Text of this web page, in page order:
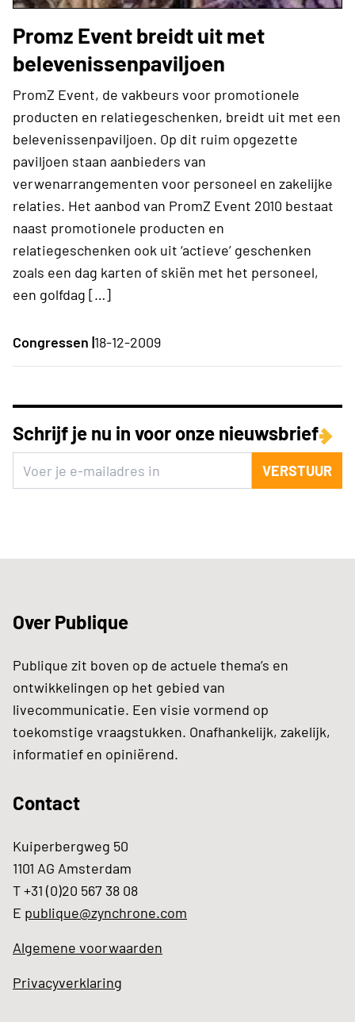
Promz Event breidt uit met
belevenissenpaviljoen
PromZ Event, de vakbeurs voor promotionele
producten en relatiegeschenken, breidt uit met een
belevenissenpaviljoen. Op dit ruim opgezette
paviljoen staan aanbieders van
verwenarrangementen voor personeel en zakelijke
relaties. Het aanbod van PromZ Event 2010 bestaat
naast promotionele producten en
relatiegeschenken ook uit ‘actieve’ geschenken
zoals een dag karten of skiën met het personeel,
een golfdag […]
Congressen |18-12-2009
Schrijf je nu in voor onze nieuwsbrief
VERSTUUR
Over Publique
Publique zit boven op de actuele thema’s en
ontwikkelingen op het gebied van
livecommunicatie. Een visie vormend op
toekomstige vraagstukken. Onafhankelijk, zakelijk,
informatief en opiniërend.
Contact
Kuiperbergweg 50
1101 AG Amsterdam
T +31 (0)20 567 38 08
E publique@zynchrone.com
Algemene voorwaarden
Privacyverklaring